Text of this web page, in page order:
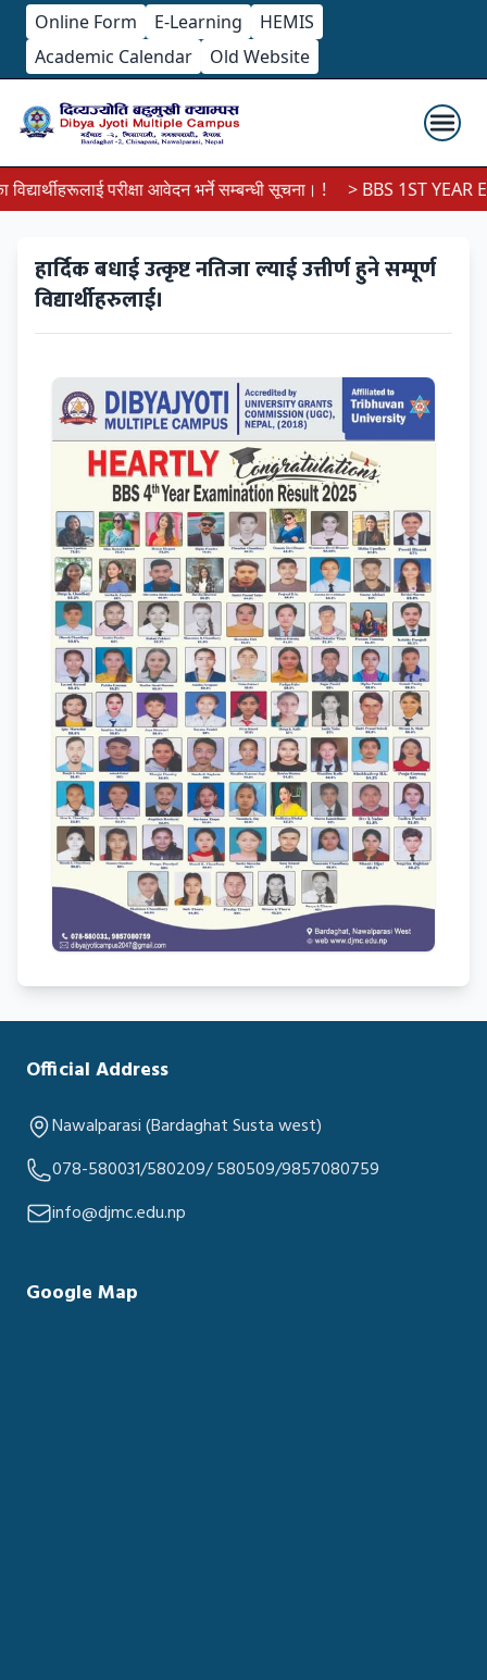
Online Form E-Learning
HEMIS
Academic Calendar
Old Website
परीक्षा आवेदन भर्ने सम्बन्धी सूचना। ! > BBS 1ST YEAR
हार्दिक बधाई उत्कृष्ट नतिजा ल्याई उत्तीर्ण हुने सम्पूर्ण
विद्यार्थीहरुलाई।
Official Address
Nawalparasi (Bardaghat Susta west)
078-580031/580209/ 580509/9857080759
info@djmc.edu.np
Google Map